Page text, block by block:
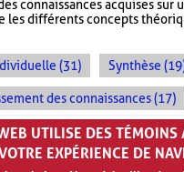
connaissances acquises sur
les différents concepts
(31) Synthèse
des connaissances (17)
(7) UTILISE DES TÉMOINS
EXPÉRIENCE DE